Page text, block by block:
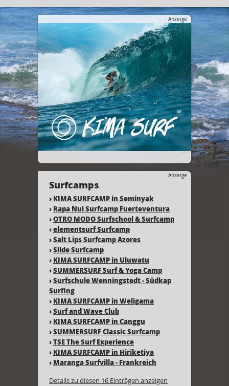
Anzeige
Anzeige
Surfcamps
› KIMA SURFCAMP in Seminyak
› Rapa Nui Surfcamp Fuerteventura
›OTRO MODO Surfschool & Surfcamp
›elementsurf Surfcamp
›Salt Lips Surfcamp Azores
›Slide Surfcamp
› KIMA SURFCAMP in Uluwatu
›SUMMERSURF Surf & Yoga Camp
›Surfschule Wenningstedt - Südkap
Surfing
› KIMA SURFCAMP in Weligama
›Surf and Wave Club
› KIMA SURFCAMP in Canggu
›SUMMERSURF Classic Surfcamp
›TSE The Surf Experience
› KIMA SURFCAMP in Hiriketiya
› Maranga Surfvilla - Frankreich
Details zu diesen 16 Einträgen anzeigen